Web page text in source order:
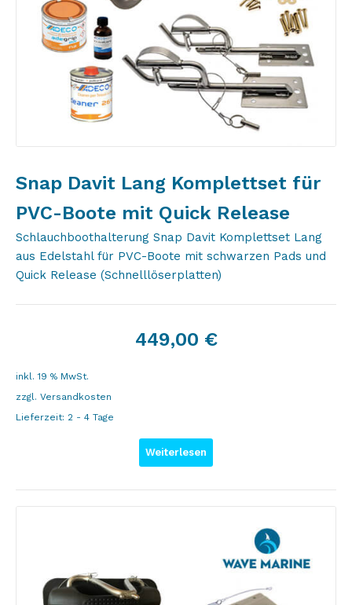
Snap Davit Lang Komplettset für
PVC-Boote mit Quick Release
Schlauchboothalterung Snap Davit Komplettset Lang
aus Edelstahl für PVC-Boote mit schwarzen Pads und
Quick Release (Schnelllöserplatten)
449,00 €
inkl. 19 % MwSt.
zzgl. Versandkosten
Lieferzeit: 2 - 4 Tage
Weiterlesen